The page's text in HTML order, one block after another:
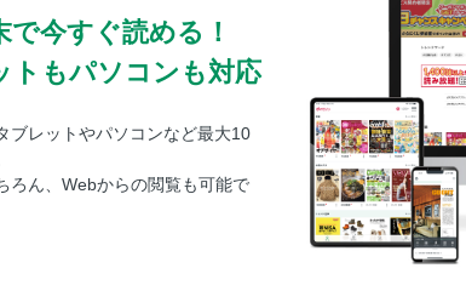
今すぐ読める！
トもパソコンも対応
ブレットやパソコンなど最大10
ろん、Webからの閲覧も可能で